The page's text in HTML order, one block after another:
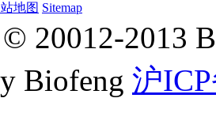
地图 Sitemap
20012-2013
Biofeng 沪